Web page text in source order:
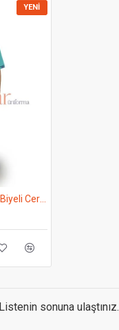
YENI
Listenin sonuna ulaştınız.